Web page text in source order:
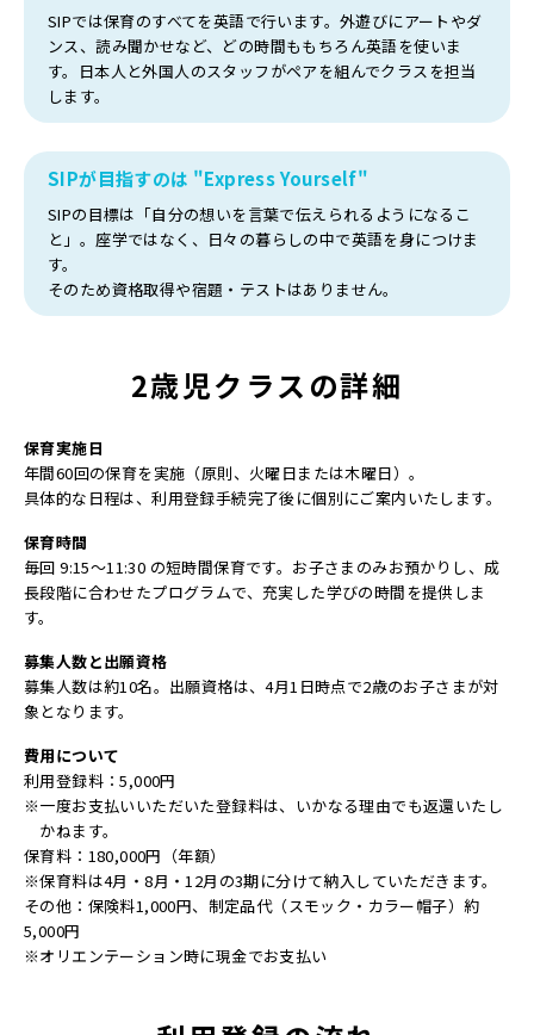
SIPでは保育のすべてを英語で行います。外遊びにアートやダ
ンス、読み聞かせなど、どの時間ももちろん英語を使いま
す。日本人と外国人のスタッフがペアを組んでクラスを担当
します。
SIPが目指すのは "Express Yourself"
SIPの目標は「自分の想いを言葉で伝えられるようになるこ
と」。座学ではなく、日々の暮らしの中で英語を身につけま
す。
そのため資格取得や宿題・テストはありません。
2歳児クラスの詳細
保育実施日
年間60回の保育を実施（原則、火曜日または木曜日）。
具体的な日程は、利用登録手続完了後に個別にご案内いたします。
保育時間
毎回 9:15～11:30 の短時間保育です。お子さまのみお預かりし、成
長段階に合わせたプログラムで、充実した学びの時間を提供しま
す。
募集人数と出願資格
募集人数は約10名。出願資格は、4月1日時点で2歳のお子さまが対
象となります。
費用について
利用登録料：5,000円
※一度お支払いいただいた登録料は、いかなる理由でも返還いたし
かねます。
保育料：180,000円（年額）
※保育料は4月・8月・12月の3期に分けて納入していただきます。
その他：保険料1,000円、制定品代（スモック・カラー帽子）約
5,000円
※オリエンテーション時に現金でお支払い